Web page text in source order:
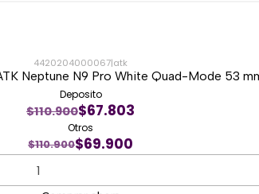
🎙️ Micrófono
El micrófono Razer
claridad y reducir parte del
Su formato desmontable
4420204000067|atk
Neptune N9 Pro White Quad-Mode 53
Deposito
$110.900$67.803
Otros
$110.900$69.900